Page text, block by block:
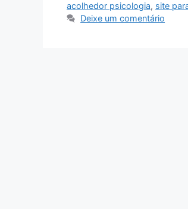
acolhedor psicologia, site
Deixe um comentário